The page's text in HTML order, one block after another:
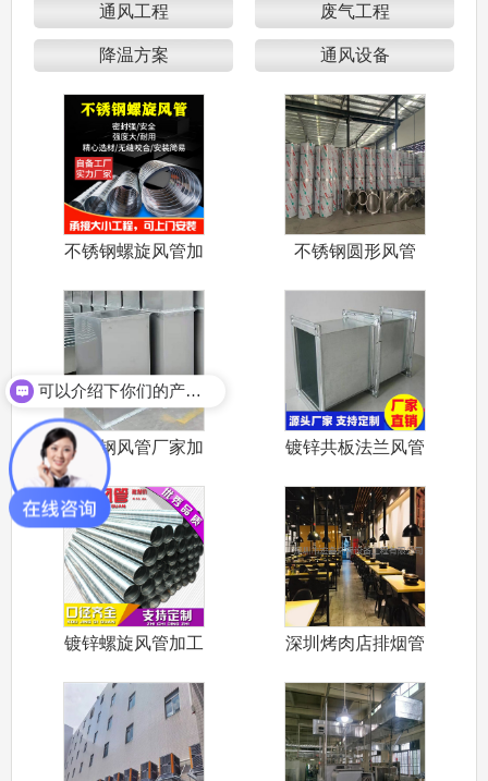
通风工程 废气工程
降温方案 通风设备
不锈钢螺旋风管加
不锈钢圆形风管
不锈钢风管厂家加
工不锈钢共板
镀锌共板法兰风管
镀锌螺旋风管加工
深圳烤肉店排烟管
可以介绍下你们的产品么？